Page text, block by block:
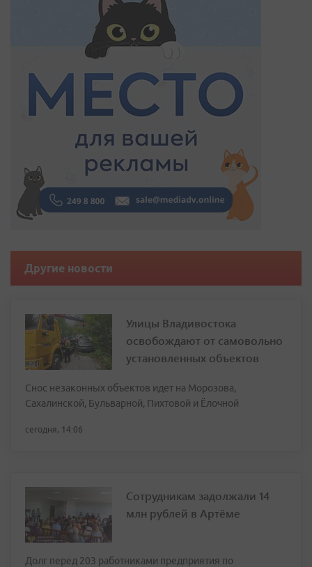
Другие новости
Улицы Владивостока
освобождают от самовольно
установленных объектов
Снос незаконных объектов идет на Морозова,
Сахалинской, Бульварной, Пихтовой и Ёлочной
сегодня, 14:06
Сотрудникам задолжали 14
млн рублей в Артёме
Долг перед 203 работниками предприятия по